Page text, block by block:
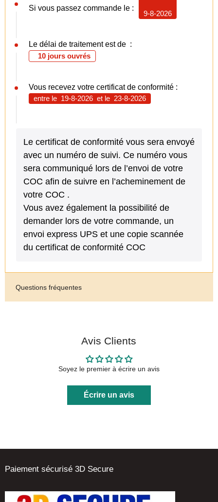
Si vous passez commande le :
9-8-2026
Le délai de traitement est de :
10 jours ouvrés
Vous recevez votre certificat de conformité :
entre le 19-8-2026et le 23-8-2026
Le certificat de conformité vous sera envoyé
avec un numéro de suivi. Ce numéro vous
sera communiqué lors de l’envoi de votre
COC afin de suivre en l’acheminement de
votre COC .
Vous avez également la possibilité de
demander lors de votre commande, un
envoi express UPS et une copie scannée
du certificat de conformité COC
Questions fréquentes
Avis Clients
Soyez le premier à écrire un avis
Écrire un avis
Paiement sécurisé 3D Secure